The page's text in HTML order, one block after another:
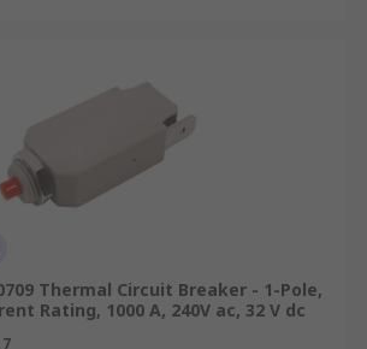
0709 Thermal Circuit Breaker - 1-Pole,
Rating, 1000 A, 240V ac, 32 V dc